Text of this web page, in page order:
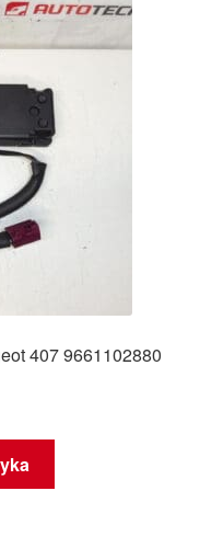
407 9661102880